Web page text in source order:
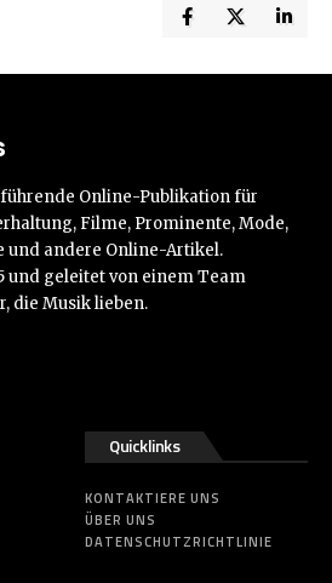
Online-Publikation für
Filme, Prominente, Mode,
und andere Online-Artikel.
und geleitet von einem Team
die Musik lieben.
Quicklinks
KONTAKTIERE UNS
ÜBER UNS
DATENSCHUTZRICHTLINIE